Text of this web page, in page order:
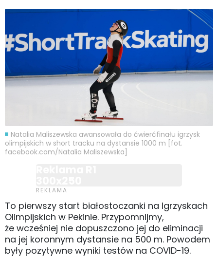
Natalia Maliszewska awansowała do ćwierćfinału igrzysk
olimpijskich w short tracku na dystansie 1000 m [fot.
facebook.com/Natalia Maliszewska]
To pierwszy start białostoczanki na Igrzyskach
Olimpijskich w Pekinie. Przypomnijmy,
że wcześniej nie dopuszczono jej do eliminacji
na jej koronnym dystansie na 500 m. Powodem
były pozytywne wyniki testów na COVID-19.